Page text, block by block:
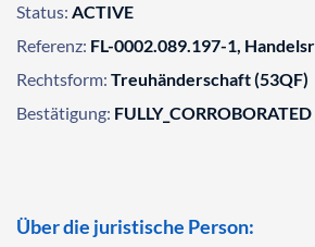
Status: ACTIVE
Referenz: FL-0002.089.197-1,
Rechtsform: Treuhänderschaft (53QF)
Bestätigung: FULLY_CORROBORATED
Über die juristische Person: